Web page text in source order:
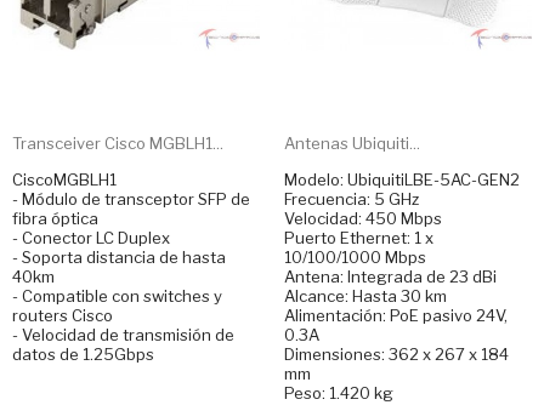
Transceiver Cisco MGBLH1...
CiscoMGBLH1
- Módulo de transceptor SFP de
fibra óptica
- Conector LC Duplex
- Soporta distancia de hasta
40km
- Compatible con switches y
routers Cisco
- Velocidad de transmisión de
datos de 1.25Gbps
Antenas Ubiquiti...
Modelo: UbiquitiLBE-5AC-GEN2
Frecuencia: 5 GHz
Velocidad: 450 Mbps
Puerto Ethernet: 1 x
10/100/1000 Mbps
Antena: Integrada de 23 dBi
Alcance: Hasta 30 km
Alimentación: PoE pasivo 24V,
0.3A
Dimensiones: 362 x 267 x 184
mm
Peso: 1.420 kg